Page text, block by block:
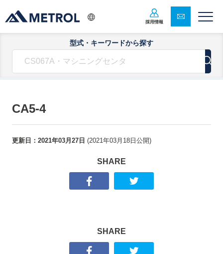
採用情報
型式・キーワードから探す
CA5-4
更新日： 2021年03月27日 (2021年03月18日 公開)
SHARE
SHARE